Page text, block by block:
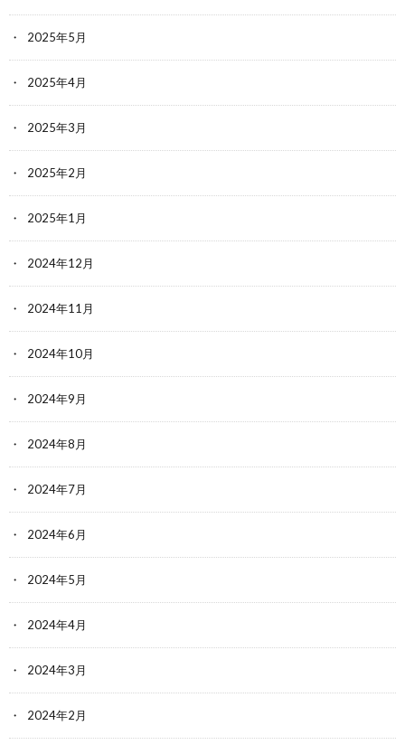
2025年5月
2025年4月
2025年3月
2025年2月
2025年1月
2024年12月
2024年11月
2024年10月
2024年9月
2024年8月
2024年7月
2024年6月
2024年5月
2024年4月
2024年3月
2024年2月